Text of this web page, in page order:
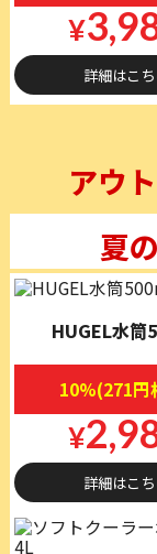
¥
詳細はこち
アウ
夏
HUGEL水
10%(271円
¥
詳細はこち